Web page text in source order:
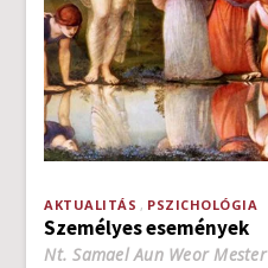
AKTUALITÁS PSZICHOLÓGIA
Személyes események
Nt. Samael Aun Weor Mester